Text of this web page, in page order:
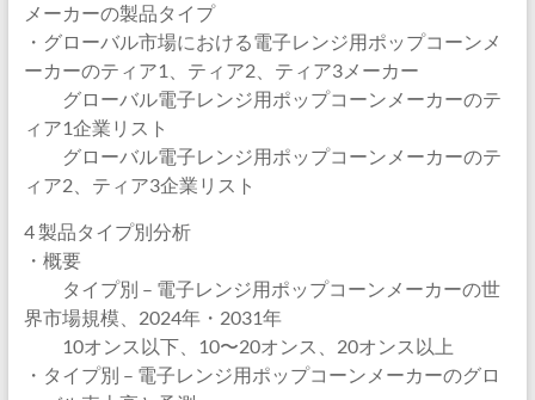
メーカーの製品タイプ
・グローバル市場における電子レンジ用ポップコーンメ
ーカーのティア1、ティア2、ティア3メーカー
グローバル電子レンジ用ポップコーンメーカーのテ
ィア1企業リスト
グローバル電子レンジ用ポップコーンメーカーのテ
ィア2、ティア3企業リスト
4 製品タイプ別分析
・概要
タイプ別 – 電子レンジ用ポップコーンメーカーの世
界市場規模、2024年・2031年
10オンス以下、10〜20オンス、20オンス以上
・タイプ別 – 電子レンジ用ポップコーンメーカーのグロ